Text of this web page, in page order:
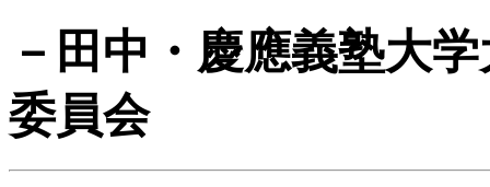
－田中・慶應義塾大
委員会